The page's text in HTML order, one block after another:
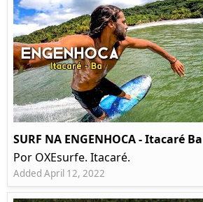
SURF NA ENGENHOCA - Itacaré Ba
Por OXEsurfe. Itacaré.
Added April 12, 2022